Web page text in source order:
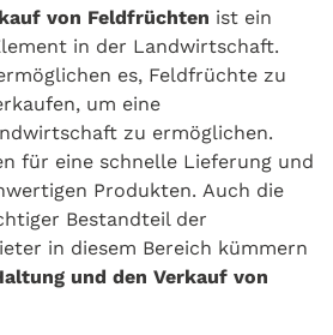
von Feldfrüchten ist ein
in der Landwirtschaft.
es, Feldfrüchte zu
um eine
zu ermöglichen.
für eine schnelle Lieferung und
Produkten. Auch die
Bestandteil der
in diesem Bereich kümmern
und den Verkauf von